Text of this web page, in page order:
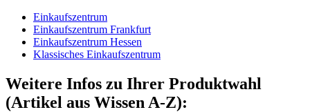
Einkaufszentrum
Einkaufszentrum Frankfurt
Einkaufszentrum Hessen
Klassisches Einkaufszentrum
Weitere Infos zu Ihrer Produktwahl
(Artikel aus Wissen A-Z):